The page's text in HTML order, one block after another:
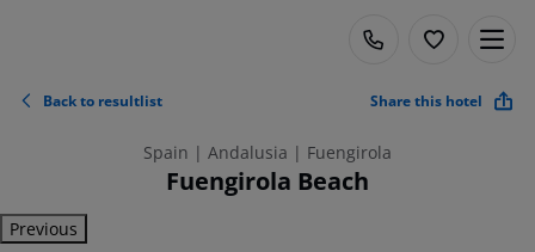
Back to resultlist Share this hotel
Spain | Andalusia | Fuengirola
Fuengirola Beach
Previous